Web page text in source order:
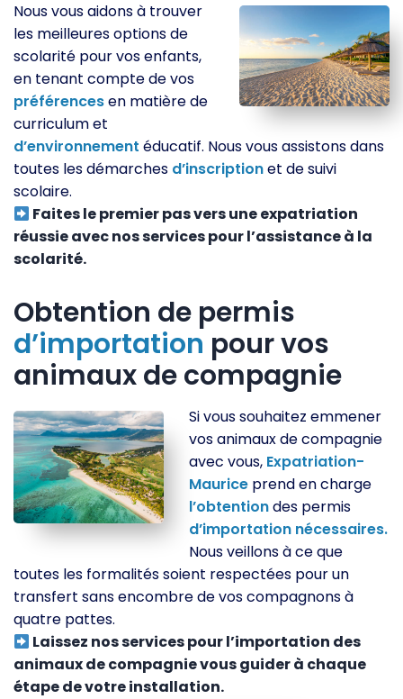
Nous vous aidons à trouver
les meilleures options de
scolarité pour vos enfants,
en tenant compte de vos
préférencesen matière de
curriculum et
d’environnement éducatif. Nous vous assistons dans
toutes les démarches d’inscriptionet de suivi
scolaire.
Faites le premier pas vers une expatriation
réussie avec nos services pour l’assistance à la
scolarité.
Obtention de permis
d’importation pour vos
animaux de compagnie
Si vous souhaitez emmener
vos animaux de compagnie
avec vous, Expatriation-
Maurice prend en charge
l’obtentiondes permis
d’importation nécessaires.
Nous veillons à ce que
toutes les formalités soient respectées pour un
transfert sans encombre de vos compagnons à
quatre pattes.
Laissez nos services pour l’importation des
animaux de compagnie vous guider à chaque
étape de votre installation.